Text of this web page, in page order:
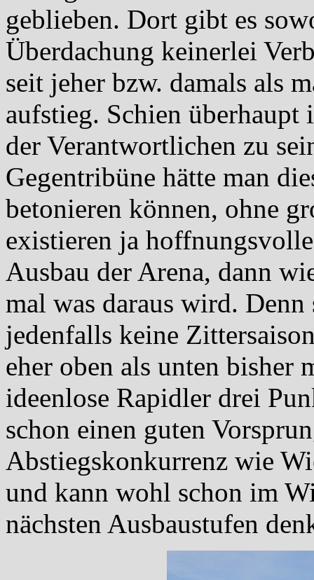
geblieben. Dort gibt es
Überdachung keinerlei
seit jeher bzw. damals als
aufstieg. Schien überhaupt
der Verantwortlichen zu
Gegentribüne hätte man
betonieren können, ohne
existieren ja
Ausbau der Arena, dann
mal was daraus wird.
jedenfalls keine
eher oben als unten bisher
ideenlose Rapidler drei
schon einen guten
Abstiegskonkurrenz wie
und kann wohl schon im
nächsten Ausbaustufen